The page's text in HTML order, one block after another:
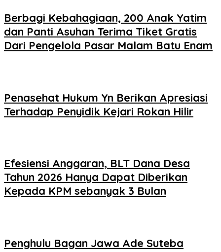
Berbagi Kebahagiaan, 200 Anak Yatim
dan Panti Asuhan Terima Tiket Gratis
Dari Pengelola Pasar Malam Batu Enam
Penasehat Hukum Yn Berikan Apresiasi
Terhadap Penyidik Kejari Rokan Hilir
Efesiensi Anggaran, BLT Dana Desa
Tahun 2026 Hanya Dapat Diberikan
Kepada KPM sebanyak 3 Bulan
Penghulu Bagan Jawa Ade Suteba